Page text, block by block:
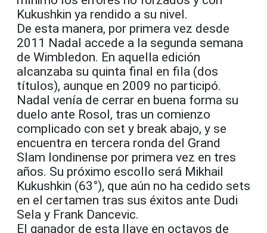
Kukushkin ya rendido a su nivel.
De esta manera, por primera vez desde
2011 Nadal accede a la segunda semana
de Wimbledon. En aquella edición
alcanzaba su quinta final en fila (dos
títulos), aunque en 2009 no participó.
Nadal venía de cerrar en buena forma su
duelo ante Rosol, tras un comienzo
complicado con set y break abajo, y se
encuentra en tercera ronda del Grand
Slam londinense por primera vez en tres
años. Su próximo escollo será Mikhail
Kukushkin (63°), que aún no ha cedido sets
en el certamen tras sus éxitos ante Dudi
Sela y Frank Dancevic.
El ganador de esta llave en octavos de